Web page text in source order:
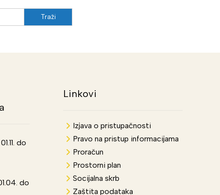
do
do
Linkovi
Izjava o pristupačnosti
Pravo na pristup informacijama
Proračun
Prostorni plan
Socijalna skrb
Zaštita podataka